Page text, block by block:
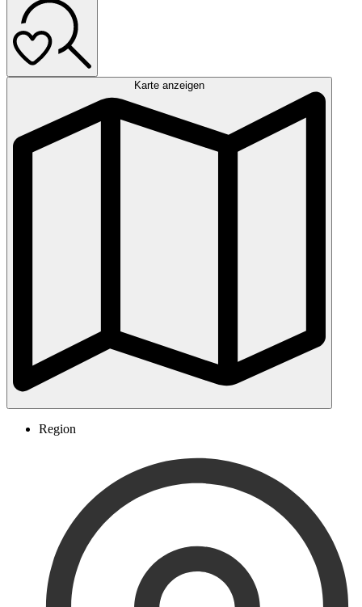
Karte anzeigen
Region